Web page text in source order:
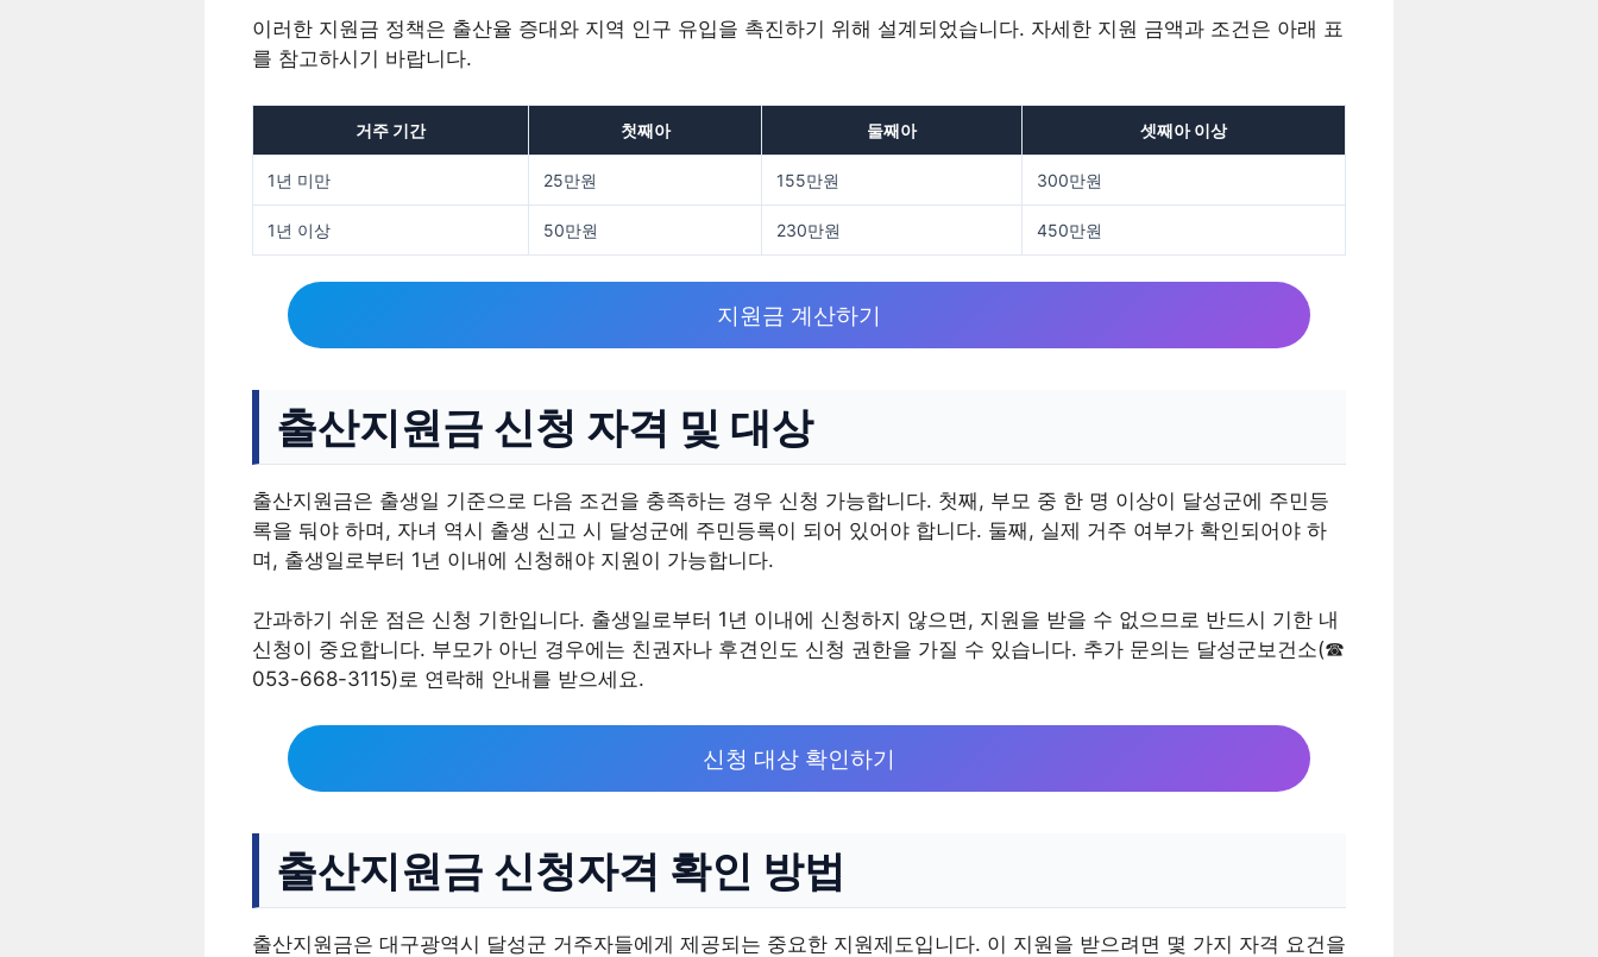
이러한 지원금 정책은 출산율 증대와 지역 인구 유입을 촉진하기 위해 설계되었습니다. 자세한 지원 금액과 조건은 아래 표
를 참고하시기 바랍니다.
거주 기간 첫째아 둘째아 셋째아 이상
1년 미만 25만원 155만원 300만원
1년 이상 50만원 230만원 450만원
지원금 계산하기
출산지원금 신청 자격 및 대상
출산지원금은 출생일 기준으로 다음 조건을 충족하는 경우 신청 가능합니다. 첫째, 부모 중 한 명 이상이 달성군에 주민등
록을 둬야 하며, 자녀 역시 출생 신고 시 달성군에 주민등록이 되어 있어야 합니다. 둘째, 실제 거주 여부가 확인되어야 하
며, 출생일로부터 1년 이내에 신청해야 지원이 가능합니다.
간과하기 쉬운 점은 신청 기한입니다. 출생일로부터 1년 이내에 신청하지 않으면, 지원을 받을 수 없으므로 반드시 기한 내
신청이 중요합니다. 부모가 아닌 경우에는 친권자나 후견인도 신청 권한을 가질 수 있습니다. 추가 문의는 달성군보건소(☎
053-668-3115)로 연락해 안내를 받으세요.
신청 대상 확인하기
출산지원금 신청자격 확인 방법
출산지원금은 대구광역시 달성군 거주자들에게 제공되는 중요한 지원제도입니다. 이 지원을 받으려면 몇 가지 자격 요건을